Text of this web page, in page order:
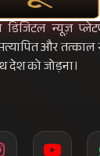
न्यूज़
और तत्काल
देश को जोड़ना।